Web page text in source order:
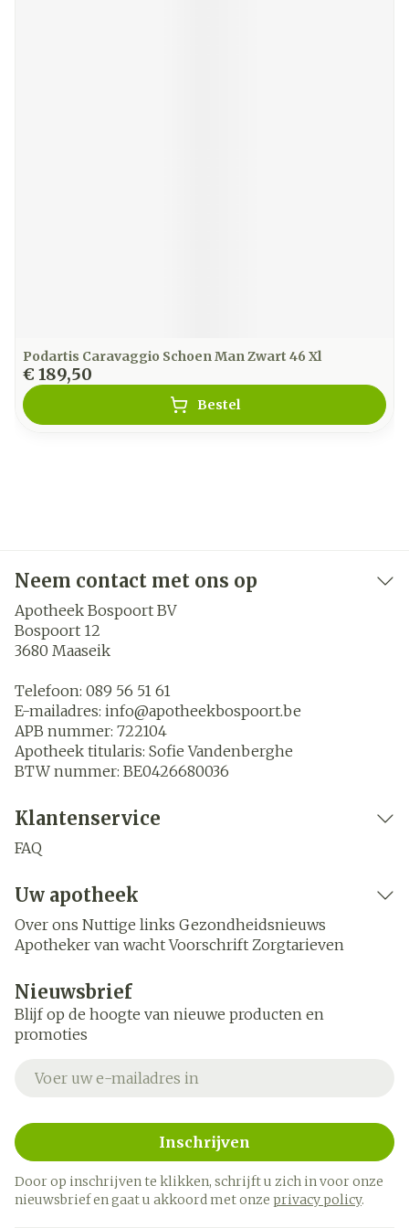
Podartis Caravaggio Schoen Man Zwart 46 Xl
€ 189,50
Bestel
Neem contact met ons op
Apotheek Bospoort BV
Bospoort 12
3680 Maaseik
Telefoon: 089 56 51 61
E-mailadres: info@apotheekbospoort.be
APB nummer: 722104
Apotheek titularis: Sofie Vandenberghe
BTW nummer: BE0426680036
Klantenservice
FAQ
Uw apotheek
Over ons Nuttige links Gezondheidsnieuws
Apotheker van wacht Voorschrift Zorgtarieven
Nieuwsbrief
Blijf op de hoogte van nieuwe producten en
promoties
Inschrijven
Door op inschrijven te klikken, schrijft u zich in voor onze
nieuwsbrief en gaat u akkoord met onze privacy policy.